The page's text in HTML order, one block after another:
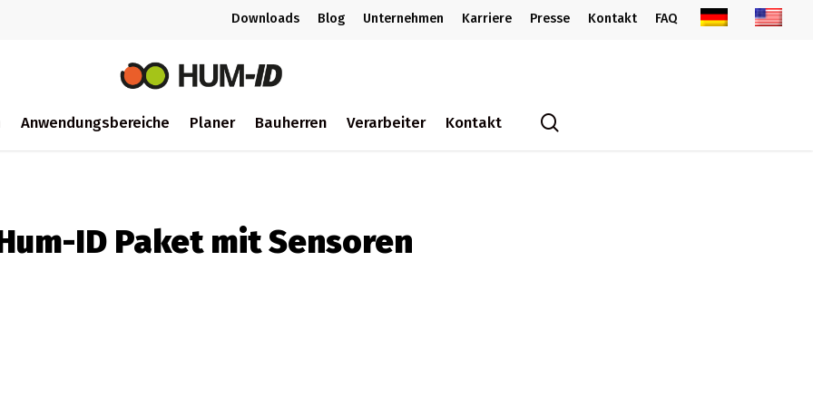
Downloads Blog Unternehmen Karriere Presse Kontakt FAQ
Anwendungsbereiche Planer Bauherren Verarbeiter Kontakt
ID Paket mit Sensoren